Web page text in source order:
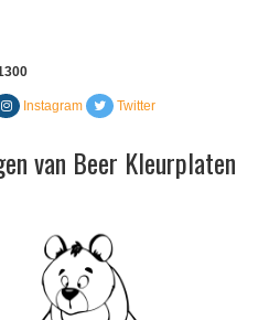
Instagram Twitter
van Beer Kleurplaten